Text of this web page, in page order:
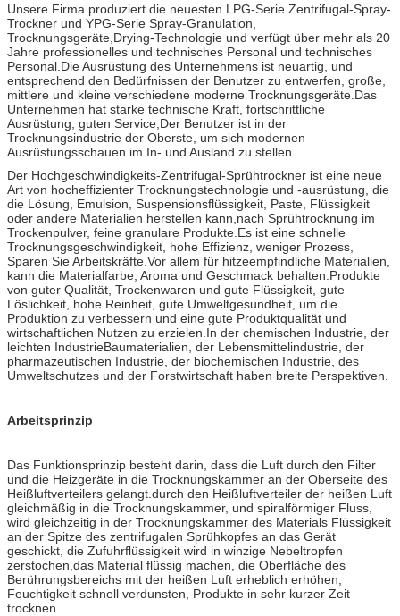
Unsere Firma produziert die neuesten LPG-Serie Zentrifugal-Spray-
Trockner und YPG-Serie Spray-Granulation,
Trocknungsgeräte,Drying-Technologie und verfügt über mehr als 20
Jahre professionelles und technisches Personal und technisches
Personal.Die Ausrüstung des Unternehmens ist neuartig, und
entsprechend den Bedürfnissen der Benutzer zu entwerfen, große,
mittlere und kleine verschiedene moderne Trocknungsgeräte.Das
Unternehmen hat starke technische Kraft, fortschrittliche
Ausrüstung, guten Service,Der Benutzer ist in der
Trocknungsindustrie der Oberste, um sich modernen
Ausrüstungsschauen im In- und Ausland zu stellen.
Der Hochgeschwindigkeits-Zentrifugal-Sprühtrockner ist eine neue
Art von hocheffizienter Trocknungstechnologie und -ausrüstung, die
die Lösung, Emulsion, Suspensionsflüssigkeit, Paste, Flüssigkeit
oder andere Materialien herstellen kann,nach Sprühtrocknung im
Trockenpulver, feine granulare Produkte.Es ist eine schnelle
Trocknungsgeschwindigkeit, hohe Effizienz, weniger Prozess,
Sparen Sie Arbeitskräfte.Vor allem für hitzeempfindliche Materialien,
kann die Materialfarbe, Aroma und Geschmack behalten.Produkte
von guter Qualität, Trockenwaren und gute Flüssigkeit, gute
Löslichkeit, hohe Reinheit, gute Umweltgesundheit, um die
Produktion zu verbessern und eine gute Produktqualität und
wirtschaftlichen Nutzen zu erzielen.In der chemischen Industrie, der
leichten IndustrieBaumaterialien, der Lebensmittelindustrie, der
pharmazeutischen Industrie, der biochemischen Industrie, des
Umweltschutzes und der Forstwirtschaft haben breite Perspektiven.
Arbeitsprinzip
Das Funktionsprinzip besteht darin, dass die Luft durch den Filter
und die Heizgeräte in die Trocknungskammer an der Oberseite des
Heißluftverteilers gelangt.durch den Heißluftverteiler der heißen Luft
gleichmäßig in die Trocknungskammer, und spiralförmiger Fluss,
wird gleichzeitig in der Trocknungskammer des Materials Flüssigkeit
an der Spitze des zentrifugalen Sprühkopfes an das Gerät
geschickt, die Zufuhrflüssigkeit wird in winzige Nebeltropfen
zerstochen,das Material flüssig machen, die Oberfläche des
Berührungsbereichs mit der heißen Luft erheblich erhöhen,
Feuchtigkeit schnell verdunsten, Produkte in sehr kurzer Zeit
trocknen